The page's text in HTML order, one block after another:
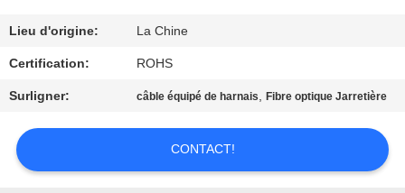
DE
QUALITÉ
CONTACTEZ-
NOUS
Lieu d'origine: La Chine
Certification: ROHS
Surligner: câble équipé de harnais,Fibre optique Jarretière
CONTACT!